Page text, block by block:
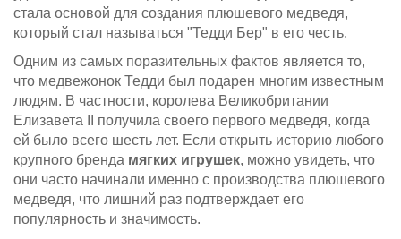
стала основой для создания плюшевого медведя,
который стал называться "Тедди Бер" в его честь.
Одним из самых поразительных фактов является то,
что медвежонок Тедди был подарен многим известным
людям. В частности, королева Великобритании
Елизавета II получила своего первого медведя, когда
ей было всего шесть лет. Если открыть историю любого
крупного бренда мягких игрушек, можно увидеть, что
они часто начинали именно с производства плюшевого
медведя, что лишний раз подтверждает его
популярность и значимость.